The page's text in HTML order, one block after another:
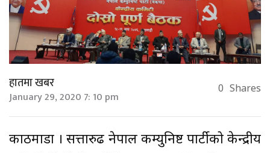
हातमा खबर
January 29, 2020 7: 10 pm 0 Shares
काठमाडौं । सत्तारुढ नेपाल कम्युनिष्ट पार्टीको केन्द्रीय